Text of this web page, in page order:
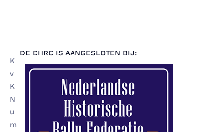
K
v
K
N
u
m
DE DHRC IS AANGESLOTEN BIJ: